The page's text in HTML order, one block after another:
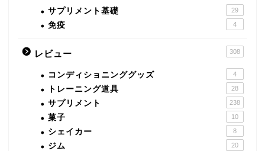
サプリメント基礎 29
免疫 4
レビュー 308
コンディショニンググッズ 4
トレーニング道具 28
サプリメント 238
菓子 10
シェイカー 8
ジム 20